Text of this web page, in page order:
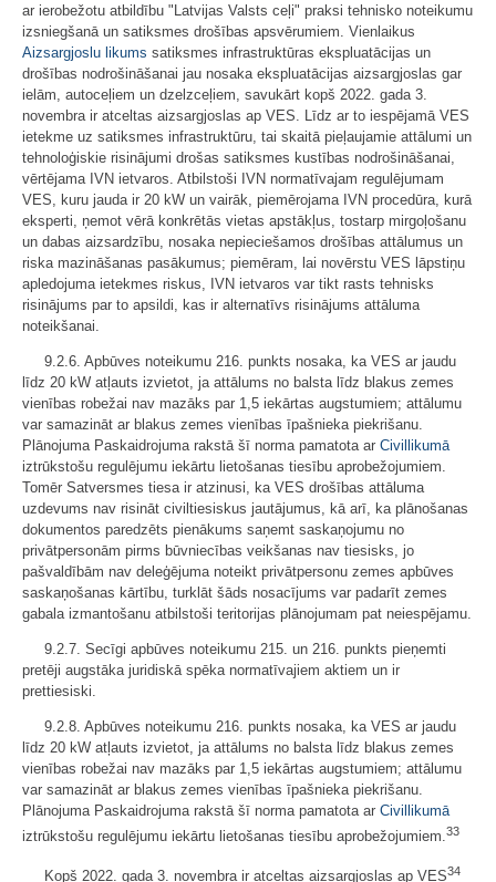
ar ierobežotu atbildību "Latvijas Valsts ceļi" praksi tehnisko noteikumu
izsniegšanā un satiksmes drošības apsvērumiem. Vienlaikus
Aizsargjoslu likums satiksmes infrastruktūras ekspluatācijas un
drošības nodrošināšanai jau nosaka ekspluatācijas aizsargjoslas gar
ielām, autoceļiem un dzelzceļiem, savukārt kopš 2022. gada 3.
novembra ir atceltas aizsargjoslas ap VES. Līdz ar to iespējamā VES
ietekme uz satiksmes infrastruktūru, tai skaitā pieļaujamie attālumi un
tehnoloģiskie risinājumi drošas satiksmes kustības nodrošināšanai,
vērtējama IVN ietvaros. Atbilstoši IVN normatīvajam regulējumam
VES, kuru jauda ir 20 kW un vairāk, piemērojama IVN procedūra, kurā
eksperti, ņemot vērā konkrētās vietas apstākļus, tostarp mirgoļošanu
un dabas aizsardzību, nosaka nepieciešamos drošības attālumus un
riska mazināšanas pasākumus; piemēram, lai novērstu VES lāpstiņu
apledojuma ietekmes riskus, IVN ietvaros var tikt rasts tehnisks
risinājums par to apsildi, kas ir alternatīvs risinājums attāluma
noteikšanai.
9.2.6. Apbūves noteikumu 216. punkts nosaka, ka VES ar jaudu
līdz 20 kW atļauts izvietot, ja attālums no balsta līdz blakus zemes
vienības robežai nav mazāks par 1,5 iekārtas augstumiem; attālumu
var samazināt ar blakus zemes vienības īpašnieka piekrišanu.
Plānojuma Paskaidrojuma rakstā šī norma pamatota ar Civillikumā
iztrūkstošu regulējumu iekārtu lietošanas tiesību aprobežojumiem.
Tomēr Satversmes tiesa ir atzinusi, ka VES drošības attāluma
uzdevums nav risināt civiltiesiskus jautājumus, kā arī, ka plānošanas
dokumentos paredzēts pienākums saņemt saskaņojumu no
privātpersonām pirms būvniecības veikšanas nav tiesisks, jo
pašvaldībām nav deleģējuma noteikt privātpersonu zemes apbūves
saskaņošanas kārtību, turklāt šāds nosacījums var padarīt zemes
gabala izmantošanu atbilstoši teritorijas plānojumam pat neiespējamu.
9.2.7. Secīgi apbūves noteikumu 215. un 216. punkts pieņemti
pretēji augstāka juridiskā spēka normatīvajiem aktiem un ir
prettiesiski.
9.2.8. Apbūves noteikumu 216. punkts nosaka, ka VES ar jaudu
līdz 20 kW atļauts izvietot, ja attālums no balsta līdz blakus zemes
vienības robežai nav mazāks par 1,5 iekārtas augstumiem; attālumu
var samazināt ar blakus zemes vienības īpašnieka piekrišanu.
Plānojuma Paskaidrojuma rakstā šī norma pamatota ar Civillikumā
iztrūkstošu regulējumu iekārtu lietošanas tiesību aprobežojumiem.33
Kopš 2022. gada 3. novembra ir atceltas aizsargjoslas ap VES34